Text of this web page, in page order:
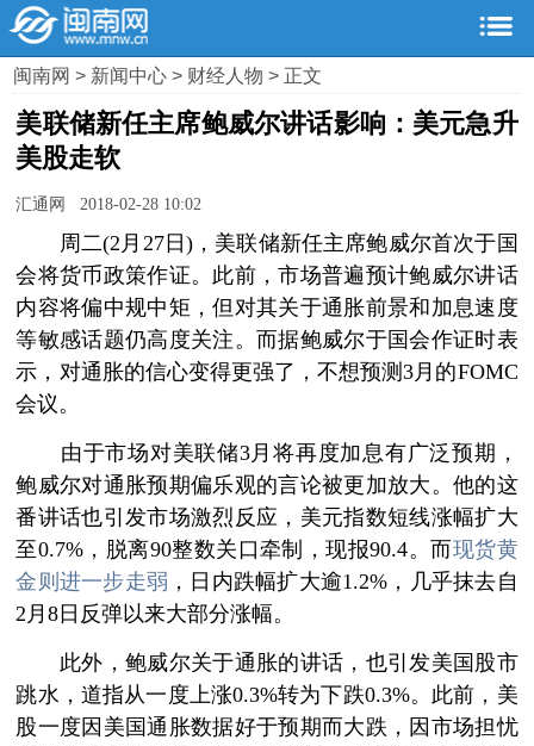
闽南网> 新闻中心> 财经人物> 正文
美联储新任主席鲍威尔讲话影响：美元急升
美股走软
汇通网 2018-02-28 10:02
周二(2月27日)，美联储新任主席鲍威尔首次于国
会将货币政策作证。此前，市场普遍预计鲍威尔讲话
内容将偏中规中矩，但对其关于通胀前景和加息速度
等敏感话题仍高度关注。而据鲍威尔于国会作证时表
示，对通胀的信心变得更强了，不想预测3月的FOMC
会议。
由于市场对美联储3月将再度加息有广泛预期，
鲍威尔对通胀预期偏乐观的言论被更加放大。他的这
番讲话也引发市场激烈反应，美元指数短线涨幅扩大
至0.7%，脱离90整数关口牵制，现报90.4。而现货黄
金则进一步走弱 ，日内跌幅扩大逾1.2%，几乎抹去自
2月8日反弹以来大部分涨幅。
此外，鲍威尔关于通胀的讲话，也引发美国股市
跳水，道指从一度上涨0.3%转为下跌0.3%。此前，美
股一度因美国通胀数据好于预期而大跌，因市场担忧